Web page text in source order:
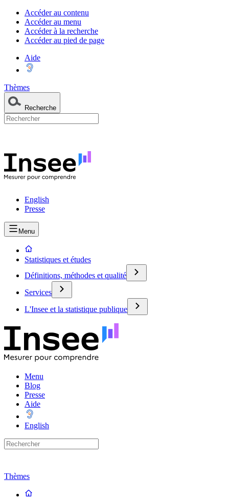
Accéder au contenu
Accéder au menu
Accéder à la recherche
Accéder au pied de page
Aide
Thèmes
Recherche
English
Presse
Menu
Statistiques et études
Définitions, méthodes et qualité
Services
L'Insee et la statistique publique
Menu
Blog
Presse
Aide
English
Thèmes